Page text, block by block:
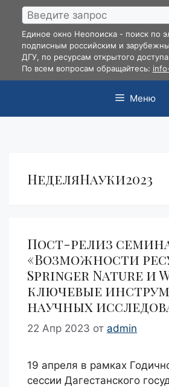
Перейти
содержимому
Единое окно Неопоиска - поиск по
подписным российским и
ДГУ, по ресурсам открытого
По всем вопросам обращайтесь:
Меню
НеделяНауки2023
Пост-релиз
«Возможности
Springer Nature и
ключевые
научных
22 Апр 2023 от admin
19 апреля в рамках
сессии Дагестанского